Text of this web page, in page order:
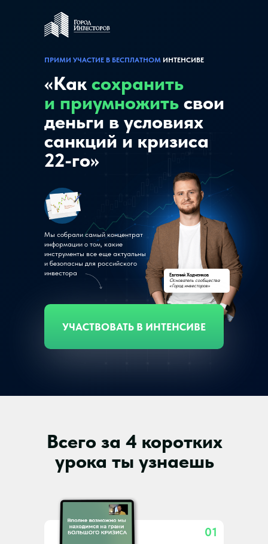
Евгений Ходченков
Основатель сообщества
«Город инвесторов»
Мы собрали самый концентрат
информации о том, какие
инструменты все еще актуальны
и безопасны для российского
инвестора
УЧАСТВОВАТЬ В ИНТЕНСИВЕ
ПРИМИ УЧАСТИЕ В БЕСПЛАТНОМ ИНТЕНСИВЕ
«Каксохранить
и приумножить свои
деньги в условиях
санкций и кризиса
22-го»
Всего за 4 коротких
урока ты узнаешь
01